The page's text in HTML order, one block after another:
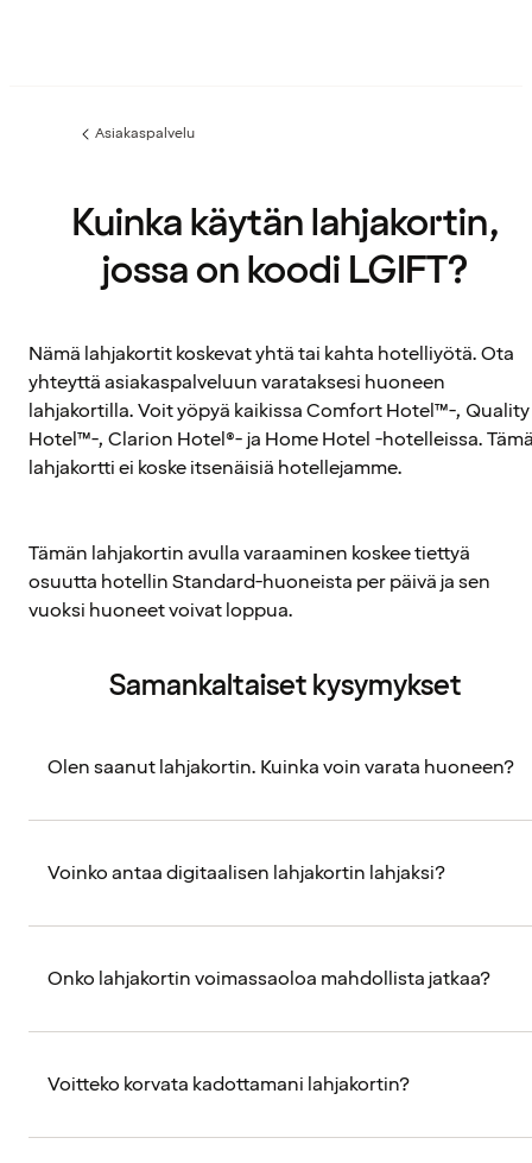
Edellinen
Asiakaspalvelu
Kuinka käytän lahjakortin,
jossa on koodi LGIFT?
Nämä lahjakortit koskevat yhtä tai kahta hotelliyötä. Ota
yhteyttä asiakaspalveluun varataksesi huoneen
lahjakortilla. Voit yöpyä kaikissa Comfort Hotel™-, Quality
Hotel™-, Clarion Hotel®- ja Home Hotel -hotelleissa.
lahjakortti ei koske itsenäisiä hotellejamme.
Tämän lahjakortin avulla varaaminen koskee tiettyä
osuutta hotellin Standard-huoneista per päivä ja sen
vuoksi huoneet voivat loppua.
Samankaltaiset kysymykset
Olen saanut lahjakortin. Kuinka voin varata huoneen?
Voinko antaa digitaalisen lahjakortin lahjaksi?
Onko lahjakortin voimassaoloa mahdollista jatkaa?
Voitteko korvata kadottamani lahjakortin?